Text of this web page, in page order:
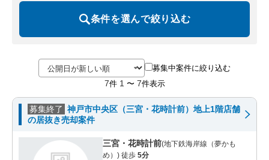
条件を選んで絞り込む
募集中案件に絞り込む
7件 1 〜 7件表示
募集終了 神戸市中央区（三宮・花時計前）地上1階店舗
の居抜き売却案件
三宮・花時計前(地下鉄海岸線（夢かも
め）) 徒歩 5分